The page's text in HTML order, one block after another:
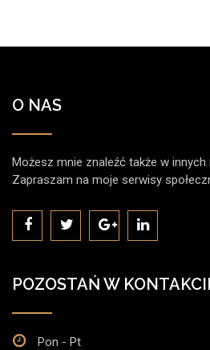
O NAS
Możesz mnie znaleźć także w
Zapraszam na moje serwisy
POZOSTAŃ W
Pon - Pt